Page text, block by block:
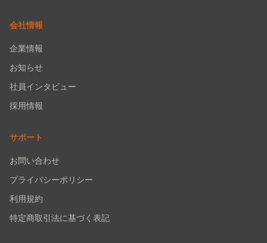
会社情報
企業情報
お知らせ
社員インタビュー
採用情報
サポート
お問い合わせ
プライバシーポリシー
利用規約
特定商取引法に基づく表記